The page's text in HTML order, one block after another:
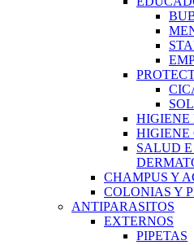
HIGIENE
HIGIENE
SALUD
CHAMPUS Y
COLONIAS Y
ANTIPARASITOS
EXTERNOS
PIPETAS